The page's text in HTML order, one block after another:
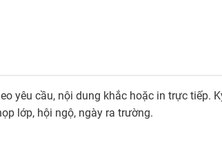
yêu cầu, nội dung khắc hoặc in trực tiếp.
lớp, hội ngộ, ngày ra trường.